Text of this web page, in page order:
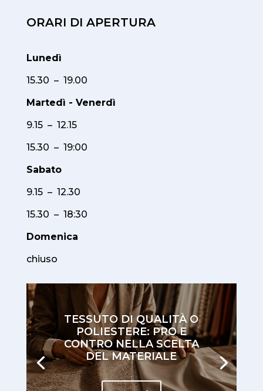
ORARI DI APERTURA
Lunedì
15.30 – 19.00
Martedì - Venerdì
9.15 – 12.15
15.30 – 19:00
Sabato
9.15 – 12.30
15.30 – 18:30
Domenica
chiuso
TESSUTO DI QUALITÀ O
POLIESTERE: PRO E
CONTRO NELLA SCELTA
DEL MATERIALE